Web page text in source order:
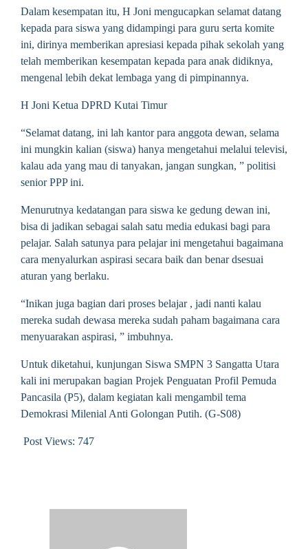
Dalam kesempatan itu, H Joni mengucapkan selamat datang
kepada para siswa yang didampingi para guru serta komite
ini, dirinya memberikan apresiasi kepada pihak sekolah yang
telah memberikan kesempatan kepada para anak didiknya,
mengenal lebih dekat lembaga yang di pimpinannya.
H Joni Ketua DPRD Kutai Timur
“Selamat datang, ini lah kantor para anggota dewan, selama
ini mungkin kalian (siswa) hanya mengetahui melalui televisi,
kalau ada yang mau di tanyakan, jangan sungkan, ” politisi
senior PPP ini.
Menurutnya kedatangan para siswa ke gedung dewan ini,
bisa di jadikan sebagai salah satu media edukasi bagi para
pelajar. Salah satunya para pelajar ini mengetahui bagaimana
cara menyalurkan aspirasi secara baik dan benar dsesuai
aturan yang berlaku.
“Inikan juga bagian dari proses belajar , jadi nanti kalau
mereka sudah dewasa mereka sudah paham bagaimana cara
menyuarakan aspirasi, ” imbuhnya.
Untuk diketahui, kunjungan Siswa SMPN 3 Sangatta Utara
kali ini merupakan bagian Projek Penguatan Profil Pemuda
Pancasila (P5), dalam kegiatan kali mengambil tema
Demokrasi Milenial Anti Golongan Putih. (G-S08)
Post Views: 747